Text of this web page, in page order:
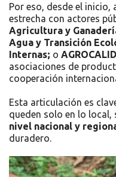
Por eso, desde el
estrecha con actores
Agricultura y
Agua y Transición
Internas; o
asociaciones de
cooperación
Esta articulación es
queden solo en lo local,
nivel nacional y
duradero.